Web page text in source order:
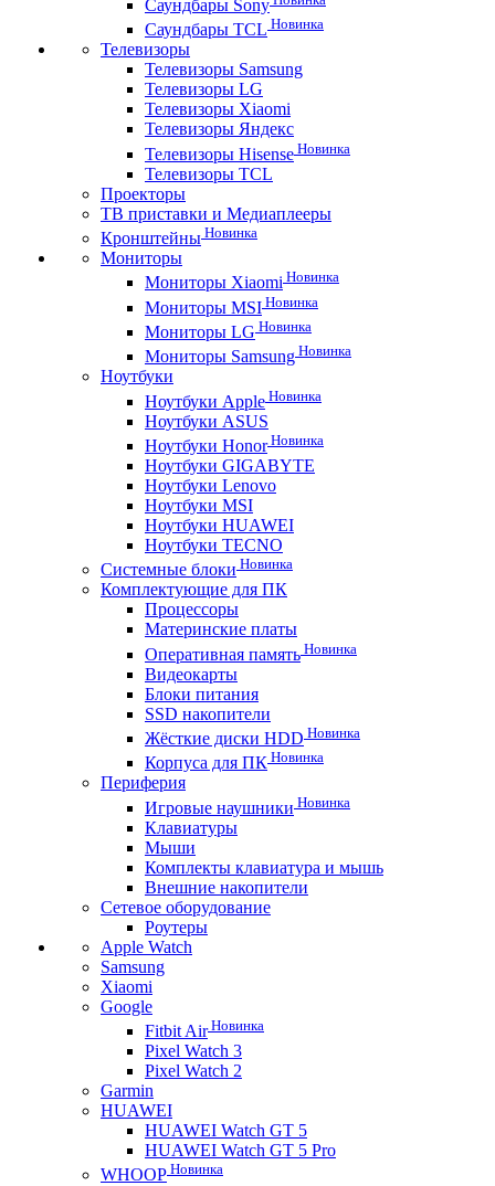
Саундбары Sony
Саундбары TCL Новинка
Телевизоры
Телевизоры Samsung
Телевизоры LG
Телевизоры Xiaomi
Телевизоры Яндекс
Телевизоры Hisense Новинка
Телевизоры TCL
Проекторы
ТВ приставки и Медиаплееры
Кронштейны Новинка
Мониторы
Мониторы Xiaomi Новинка
Мониторы MSI Новинка
Мониторы LG Новинка
Мониторы Samsung Новинка
Ноутбуки
Ноутбуки Apple Новинка
Ноутбуки ASUS
Ноутбуки HonorНовинка
Ноутбуки GIGABYTE
Ноутбуки Lenovo
Ноутбуки MSI
Ноутбуки HUAWEI
Ноутбуки TECNO
Системные блоки Новинка
Комплектующие для ПК
Процессоры
Материнские платы
Оперативная память Новинка
Видеокарты
Блоки питания
SSD накопители
Жёсткие диски HDD Новинка
Корпуса для ПК Новинка
Периферия
Игровые наушники Новинка
Клавиатуры
Мыши
Комплекты клавиатура и мышь
Внешние накопители
Сетевое оборудование
Роутеры
Apple Watch
Samsung
Xiaomi
Google
Fitbit AirНовинка
Pixel Watch 3
Pixel Watch 2
Garmin
HUAWEI
HUAWEI Watch GT 5
HUAWEI Watch GT 5 Pro
WHOOP Новинка